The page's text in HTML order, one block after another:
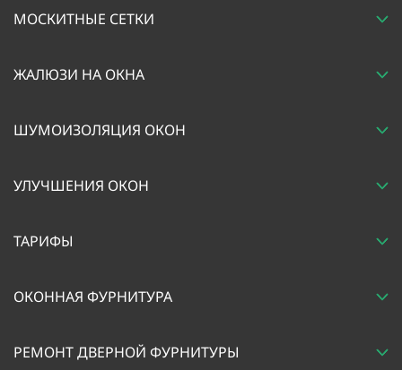
МОСКИТНЫЕ СЕТКИ
ЖАЛЮЗИ НА ОКНА
ШУМОИЗОЛЯЦИЯ ОКОН
УЛУЧШЕНИЯ ОКОН
ТАРИФЫ
ОКОННАЯ ФУРНИТУРА
РЕМОНТ ДВЕРНОЙ ФУРНИТУРЫ